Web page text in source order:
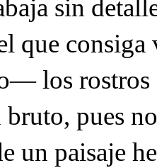
sin
que
los rostros
bruto, pues
un paisaje